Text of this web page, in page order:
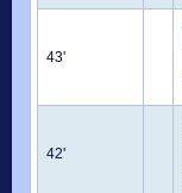
43'
42'